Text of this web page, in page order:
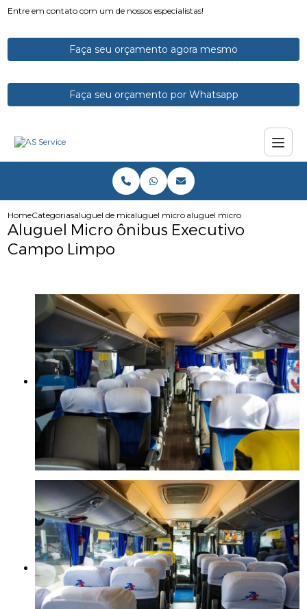
Entre em contato com um de nossos especialistas!
Faça seu orçamento agora mesmo
Faça seu orçamento por Whatsapp
HomeCategoriasaluguel de micro onibusaluguel micro onibus executivo
aluguel micro onibus
Aluguel Micro ônibus Executivo
Campo Limpo